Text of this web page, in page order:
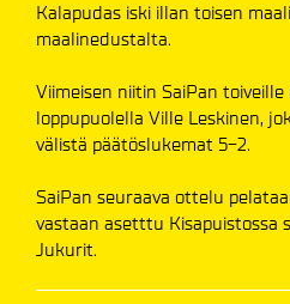
Kalapudas iski illan toisen
maalinedustalta.
Viimeisen niitin SaiPan
loppupuolella Ville Leskinen,
välistä päätöslukemat 5-2.
SaiPan seuraava ottelu
vastaan asetttu Kisapuistossa
Jukurit.